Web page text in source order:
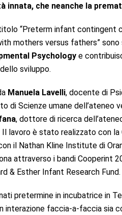
innata, che neanche la
“Preterm infant contingent
mothers versus fathers”
Psychology e
sviluppo.
Manuela Lavelli, docente di
di Scienze umane dell’ateneo
, dottore di ricerca
Il lavoro è stato realizzato con la
il Nathan Kline Institute di
attraverso i bandi Cooperint
& Esther Infant Research Fund.
pretermine in incubatrice in
interazione faccia-a-faccia sia